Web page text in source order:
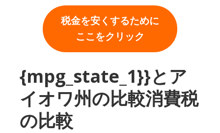
税金を安くするために
ここをクリック
{mpg_state_1}}とア
イオワ州の比較消費税
の比較